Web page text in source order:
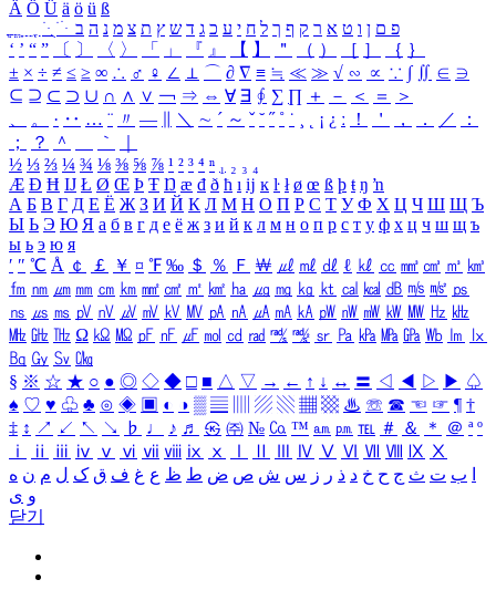
Ä Ö Ü ä ö ü ß
ִֶֹ ֻּ ׁׂ פ ם ן ו ט א ר ק ף ך ל ח י ע כ ג ד ש ץ ת צ מ נ ה ב
‘ ’ “ ” 〔 〕 〈 〉 「 」 『 』 【 】 ＂ （ ） ［ ］ ｛ ｝
± × ÷ ≠ ≤ ≥ ∞ ∴ ♂ ♀ ∠ ⊥ ⌒ ∂ ∇ ≡ ≒ ≪ ≫ √ ∽ ∝ ∵ ∫ ∬ ∈ ∋
⊆ ⊇ ⊂ ⊃ ∪ ∩ ∧ ∨ ￢ ⇒ ⇔ ∀ ∃ ∮ ∑ ∏ ＋ － ＜ ＝
＞
、
。 · ‥ … ¨ 〃 ― ＼ ∼ ´ ～ ˇ ˘ ˝ ˚ ˙ ¸ ¡ ¿ ː ！ ＇ ， ． ／
：
；
？ ＾ ｀
½ ⅓ ⅔ ¼ ¾ ⅛ ⅜ ⅝ ⅞ ¹ ² ³ ⁴ ⁿ ₁ ₂ ₃ ₄
Æ Ð Ħ Ĳ Ł Ø Œ Þ Ŧ Ŋ æ đ ð ħ ı ĳ ĸ ŀ ł ø œ ß þ ŧ ŋ ŉ
А Б В Г Д Е Ё Ж З И Й К Л М Н О П Р С Т У Ф Х Ц Ч Ш Щ Ъ
Ы Ь Э Ю Я а б в г д е ё ж з и й к л м н о п р с т у ф х ц ч ш щ ъ
ы ь э ю я
′ ″ ℃ Å ￠ ￡ ￥ ¤ ℉ ‰ ＄ ％ Ｆ ￦ ㎕ ㎖ ㎗ ℓ ㎘ ㏄ ㎣ ㎤ ㎥ ㎦
㎙ ㎚ ㎛ ㎜ ㎝ ㎞ ㎟ ㎠ ㎡ ㎢ ㏊ ㎍ ㎎ ㎏ ㏏ ㎈ ㎉ ㏈ ㎧ ㎨ ㎰
㎱ ㎲ ㎳ ㎴ ㎵ ㎶ ㎷ ㎸ ㎹ ㎀ ㎁ ㎂ ㎃ ㎄ ㎺ ㎻ ㎽ ㎾ ㎿ ㎐ ㎑
㎒ ㎓ ㎔ Ω ㏀ ㏁ ㎊ ㎋ ㎌ ㏖ ㏅ ㎭ ㎮ ㎯ ㏛ ㎩ ㎪ ㎫ ㎬ ㏝ ㏐
㏓
㏃ ㏉ ㏜ ㏆
§ ※ ☆ ★ ○ ● ◎ ◇ ◆ □ ■ △ ▽ → ← ↑ ↓ ↔ 〓 ◁ ◀ ▷ ▶ ♤
♠ ♡ ♥ ♧ ♣ ⊙ ◈ ▣ ◐ ◑ ▒ ▤ ▨ ▧ ▦ ▩ ♨ ☏ ☎ ☜ ☞ ¶ †
‡ ↕ ↗ ↙ ↖ ↘ ♭ ♩ ♪ ♬ ㉿ ㈜ № ㏇ ™ ㏂ ㏘ ℡ ＃ ＆ ＊ ＠ ª º
ⅰ
ⅱ ⅲ ⅳ ⅴ ⅵ ⅶ ⅷ ⅸ ⅹ Ⅳ Ⅴ Ⅵ Ⅶ Ⅷ Ⅸ Ⅹ
ب ت ث ج ح خ د ذ ر ز س ش ص ض ط ظ ع غ ف ق ک ل م ن ه
و ی
닫기